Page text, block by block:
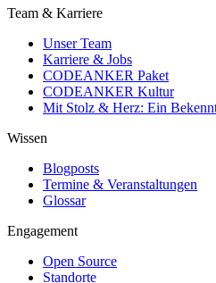
Team & Karriere
Unser Team
Karriere & Jobs
CODEANKER Paket
CODEANKER Kultur
Mit Stolz & Herz: Ein
Wissen
Blogposts
Termine & Veranstaltungen
Glossar
Engagement
Open Source
Standorte